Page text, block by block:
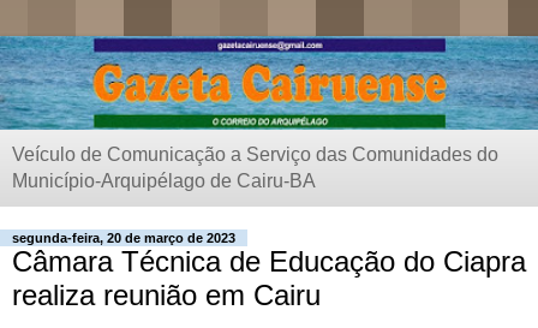
Veículo de Comunicação a Serviço das Comunidades do
Município-Arquipélago de Cairu-BA
segunda-feira, 20 de março de 2023
Câmara Técnica de Educação do Ciapra
realiza reunião em Cairu